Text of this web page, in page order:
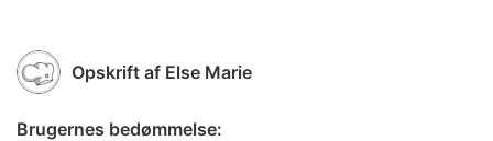
Opskrift af Else Marie
Brugernes bedømmelse: